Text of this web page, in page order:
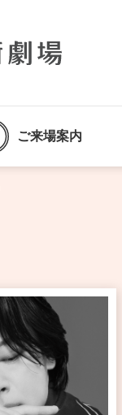
ご来場案内